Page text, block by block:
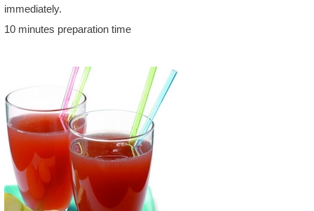
immediately.
10 minutes preparation time